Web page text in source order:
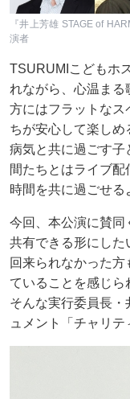
『井上芳雄 STAGE of
演者
TSURUMIこどもホ
れながら、心温ま
方にはフラットなス
ちが安心して楽し
病気と共に過ごす子
間たちとはライブ
時間を共に過ごせる
今回、本公演に賛同
共有できる形にした
回来られなかった
ていることを感じら
そんな実行委員長・
ュメント「チャリテ